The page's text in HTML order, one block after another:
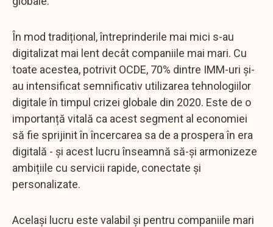
În mod tradițional, întreprinderile mai mici s-au
digitalizat mai lent decât companiile mai mari. Cu
toate acestea, potrivit OCDE, 70% dintre IMM-uri și-
au intensificat semnificativ utilizarea tehnologiilor
digitale în timpul crizei globale din 2020. Este de o
importanță vitală ca acest segment al economiei
să fie sprijinit în încercarea sa de a prospera în era
digitală - și acest lucru înseamnă să-și armonizeze
ambițiile cu servicii rapide, conectate și
personalizate.
Același lucru este valabil și pentru companiile mari